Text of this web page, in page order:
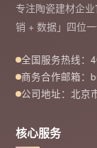
专注陶瓷建材企
销 + 数据」四位
全国服务热线：
商务合作邮箱：
公司地址：北京
核心服务